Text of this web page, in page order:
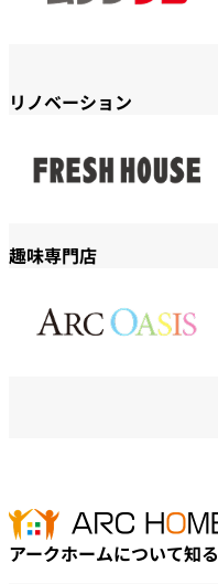
リノベーション
趣味専門店
アークホームについて知る